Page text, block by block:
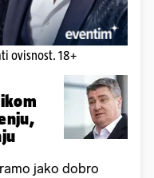
ovisnost. 18+
jako dobro